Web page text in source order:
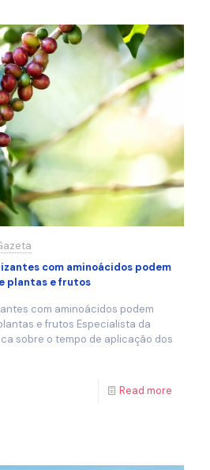
com aminoácidos podem
plantas e frutos
com aminoácidos podem
e frutos Especialista da
sobre o tempo de aplicação dos
Read more